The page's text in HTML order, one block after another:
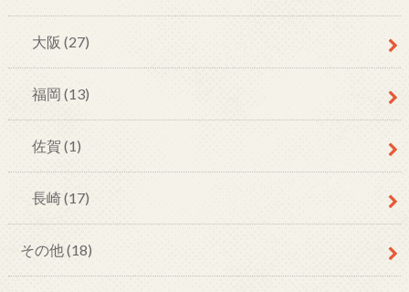
大阪 (27)
福岡 (13)
佐賀 (1)
長崎(17)
その他(18)